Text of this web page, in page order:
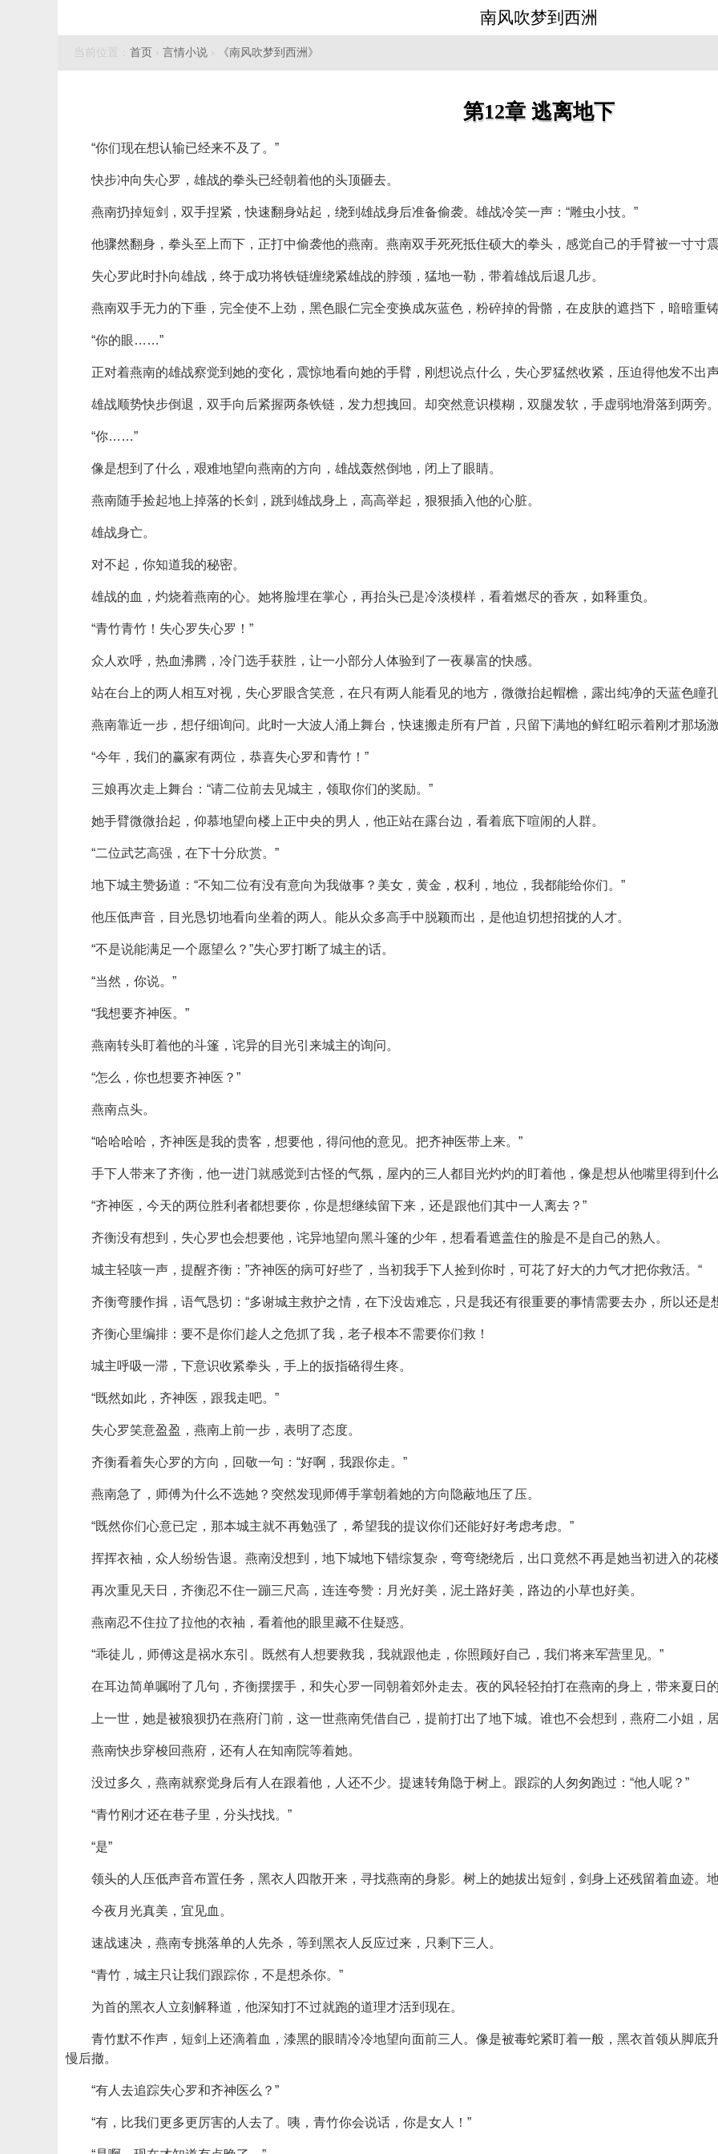
南风吹梦到西洲
当前位置： 首页 › 言情小说 › 《南风吹梦到西洲》
第12章 逃离地下
“你们现在想认输已经来不及了。”
快步冲向失心罗，雄战的拳头已经朝着他的头顶砸去。
燕南扔掉短剑，双手捏紧，快速翻身站起，绕到雄战身后准备偷袭。雄战冷笑一声：“雕虫小技。”
他骤然翻身，拳头至上而下，正打中偷袭他的燕南。燕南双手死死抵住硕大的拳头，感觉自己的手臂被一寸寸
失心罗此时扑向雄战，终于成功将铁链缠绕紧雄战的脖颈，猛地一勒，带着雄战后退几步。
燕南双手无力的下垂，完全使不上劲，黑色眼仁完全变换成灰蓝色，粉碎掉的骨骼，在皮肤的遮挡下，暗暗重
“你的眼……”
正对着燕南的雄战察觉到她的变化，震惊地看向她的手臂，刚想说点什么，失心罗猛然收紧，压迫得他发不出声
雄战顺势快步倒退，双手向后紧握两条铁链，发力想拽回。却突然意识模糊，双腿发软，手虚弱地滑落到两旁。
“你……”
像是想到了什么，艰难地望向燕南的方向，雄战轰然倒地，闭上了眼睛。
燕南随手捡起地上掉落的长剑，跳到雄战身上，高高举起，狠狠插入他的心脏。
雄战身亡。
对不起，你知道我的秘密。
雄战的血，灼烧着燕南的心。她将脸埋在掌心，再抬头已是冷淡模样，看着燃尽的香灰，如释重负。
“青竹青竹！失心罗失心罗！”
众人欢呼，热血沸腾，冷门选手获胜，让一小部分人体验到了一夜暴富的快感。
站在台上的两人相互对视，失心罗眼含笑意，在只有两人能看见的地方，微微抬起帽檐，露出纯净的天蓝色瞳孔
燕南靠近一步，想仔细询问。此时一大波人涌上舞台，快速搬走所有尸首，只留下满地的鲜红昭示着刚才那场激
“今年，我们的赢家有两位，恭喜失心罗和青竹！”
三娘再次走上舞台：“请二位前去见城主，领取你们的奖励。”
她手臂微微抬起，仰慕地望向楼上正中央的男人，他正站在露台边，看着底下喧闹的人群。
“二位武艺高强，在下十分欣赏。”
地下城主赞扬道：“不知二位有没有意向为我做事？美女，黄金，权利，地位，我都能给你们。”
他压低声音，目光恳切地看向坐着的两人。能从众多高手中脱颖而出，是他迫切想招拢的人才。
“不是说能满足一个愿望么？”失心罗打断了城主的话。
“当然，你说。”
“我想要齐神医。”
燕南转头盯着他的斗篷，诧异的目光引来城主的询问。
“怎么，你也想要齐神医？”
燕南点头。
“哈哈哈哈，齐神医是我的贵客，想要他，得问他的意见。把齐神医带上来。”
手下人带来了齐衡，他一进门就感觉到古怪的气氛，屋内的三人都目光灼灼的盯着他，像是想从他嘴里得到什么
“齐神医，今天的两位胜利者都想要你，你是想继续留下来，还是跟他们其中一人离去？”
齐衡没有想到，失心罗也会想要他，诧异地望向黑斗篷的少年，想看看遮盖住的脸是不是自己的熟人。
城主轻咳一声，提醒齐衡：”齐神医的病可好些了，当初我手下人捡到你时，可花了好大的力气才把你救活。“
齐衡弯腰作揖，语气恳切：“多谢城主救护之情，在下没齿难忘，只是我还有很重要的事情需要去办，所以还是
齐衡心里编排：要不是你们趁人之危抓了我，老子根本不需要你们救！
城主呼吸一滞，下意识收紧拳头，手上的扳指硌得生疼。
“既然如此，齐神医，跟我走吧。”
失心罗笑意盈盈，燕南上前一步，表明了态度。
齐衡看着失心罗的方向，回敬一句：“好啊，我跟你走。”
燕南急了，师傅为什么不选她？突然发现师傅手掌朝着她的方向隐蔽地压了压。
“既然你们心意已定，那本城主就不再勉强了，希望我的提议你们还能好好考虑考虑。”
挥挥衣袖，众人纷纷告退。燕南没想到，地下城地下错综复杂，弯弯绕绕后，出口竟然不再是她当初进入的花楼
再次重见天日，齐衡忍不住一蹦三尺高，连连夸赞：月光好美，泥土路好美，路边的小草也好美。
燕南忍不住拉了拉他的衣袖，看着他的眼里藏不住疑惑。
“乖徒儿，师傅这是祸水东引。既然有人想要救我，我就跟他走，你照顾好自己，我们将来军营里见。”
在耳边简单嘱咐了几句，齐衡摆摆手，和失心罗一同朝着郊外走去。夜的风轻轻拍打在燕南的身上，带来夏日
上一世，她是被狼狈扔在燕府门前，这一世燕南凭借自己，提前打出了地下城。谁也不会想到，燕府二小姐，
燕南快步穿梭回燕府，还有人在知南院等着她。
没过多久，燕南就察觉身后有人在跟着他，人还不少。提速转角隐于树上。跟踪的人匆匆跑过：“他人呢？”
“青竹刚才还在巷子里，分头找找。”
“是”
领头的人压低声音布置任务，黑衣人四散开来，寻找燕南的身影。树上的她拔出短剑，剑身上还残留着血迹。
今夜月光真美，宜见血。
速战速决，燕南专挑落单的人先杀，等到黑衣人反应过来，只剩下三人。
“青竹，城主只让我们跟踪你，不是想杀你。”
为首的黑衣人立刻解释道，他深知打不过就跑的道理才活到现在。
青竹默不作声，短剑上还滴着血，漆黑的眼睛冷冷地望向面前三人。像是被毒蛇紧盯着一般，黑衣首领从脚底
慢后撤。
“有人去追踪失心罗和齐神医么？”
“有，比我们更多更厉害的人去了。咦，青竹你会说话，你是女人！”